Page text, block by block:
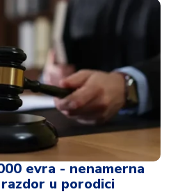
evra - nenamerna
u porodici